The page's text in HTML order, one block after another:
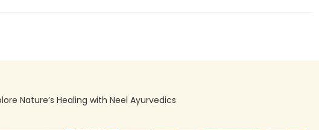
Nature’s Healing with Neel Ayurvedics